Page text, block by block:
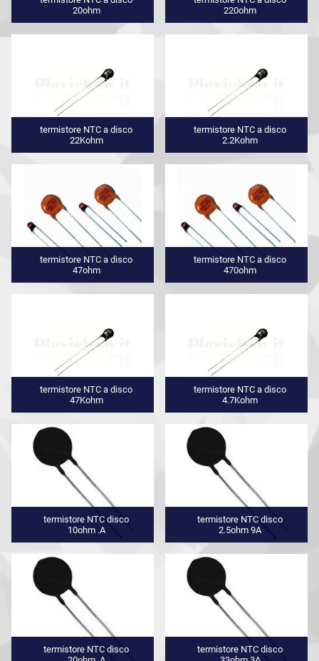
20ohm
220ohm
termistore NTC a disco
22Kohm
termistore NTC a disco
2.2Kohm
termistore NTC a disco
47ohm
termistore NTC a disco
470ohm
termistore NTC a disco
47Kohm
termistore NTC a disco
4.7Kohm
termistore NTC disco
10ohm .A
termistore NTC disco
2.5ohm 9A
termistore NTC disco
termistore NTC disco